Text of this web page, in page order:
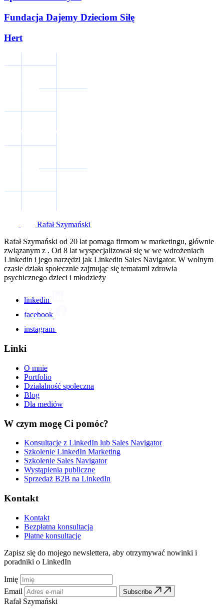
Fundacja Dajemy Dzieciom Siłę
Hert
Rafał Szymański
Rafał Szymański od 20 lat pomaga firmom w marketingu, głównie
związanym z . Od 8 lat wyspecjalizował się w we wdrożeniach
Linkedin i jego narzędzi jak Linkedin Sales Navigator. W wolnym
czasie działa społecznie zajmując się tematami zdrowia
psychicznego dzieci i młodzieży
linkedin
facebook
instagram
Linki
O mnie
Portfolio
Działalność społeczna
Blog
Dla mediów
W czym mogę Ci pomóc?
Konsultacje z LinkedIn lub Sales Navigator
Szkolenie LinkedIn Marketing
Szkolenie Sales Navigator
Wystąpienia publiczne
Sprzedaż B2B na LinkedIn
Kontakt
Kontakt
Bezpłatna konsultacja
Płatne konsultacje
Zapisz się do mojego newslettera, aby otrzymywać nowinki i
poradniki o LinkedIn
Imię
Email
Subscribe
Rafał Szymański